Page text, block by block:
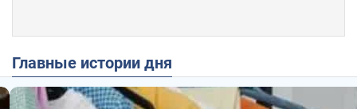
Главные истории дня